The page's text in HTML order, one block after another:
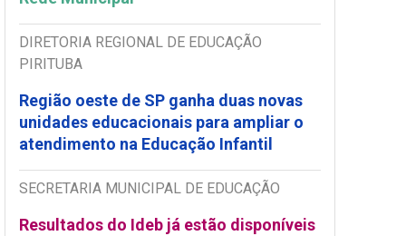
DIRETORIA REGIONAL DE EDUCAÇÃO
PIRITUBA
Região oeste de SP ganha duas novas
unidades educacionais para ampliar o
atendimento na Educação Infantil
SECRETARIA MUNICIPAL DE EDUCAÇÃO
Resultados do Ideb já estão disponíveis